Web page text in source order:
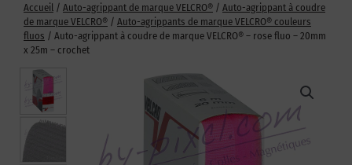
Accueil / Auto-agrippant de marque VELCRO® / Auto-agrippant à coudre
de marque VELCRO® / Auto-agrippants de marque VELCRO® couleurs
fluos / Auto-agrippant à coudre de marque VELCRO® – rose fluo – 20mm
x 25m – crochet